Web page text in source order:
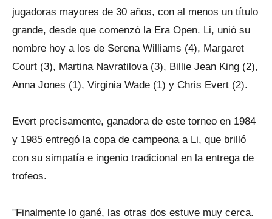
jugadoras mayores de 30 años, con al menos un título
grande, desde que comenzó la Era Open. Li, unió su
nombre hoy a los de Serena Williams (4), Margaret
Court (3), Martina Navratilova (3), Billie Jean King (2),
Anna Jones (1), Virginia Wade (1) y Chris Evert (2).
Evert precisamente, ganadora de este torneo en 1984
y 1985 entregó la copa de campeona a Li, que brilló
con su simpatía e ingenio tradicional en la entrega de
trofeos.
"Finalmente lo gané, las otras dos estuve muy cerca.